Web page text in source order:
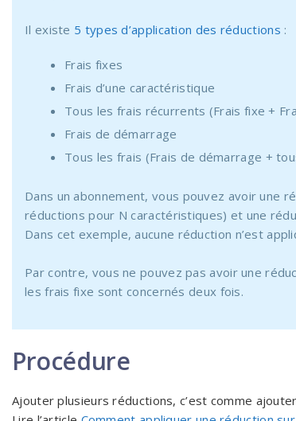
Il existe 5 types d’application des réductions :
Frais fixes
Frais d’une caractéristique
Tous les frais récurrents (Frais fixe +
Frais de démarrage
Tous les frais (Frais de démarrage +
Dans un abonnement, vous pouvez avoir une
réductions pour N caractéristiques​) et une
Dans cet exemple, aucune réduction n’est
Par contre, vous ne pouvez pas avoir une
les frais fixe sont concernés deux fois.
Procédure
Ajouter plusieurs réductions, c’est comme